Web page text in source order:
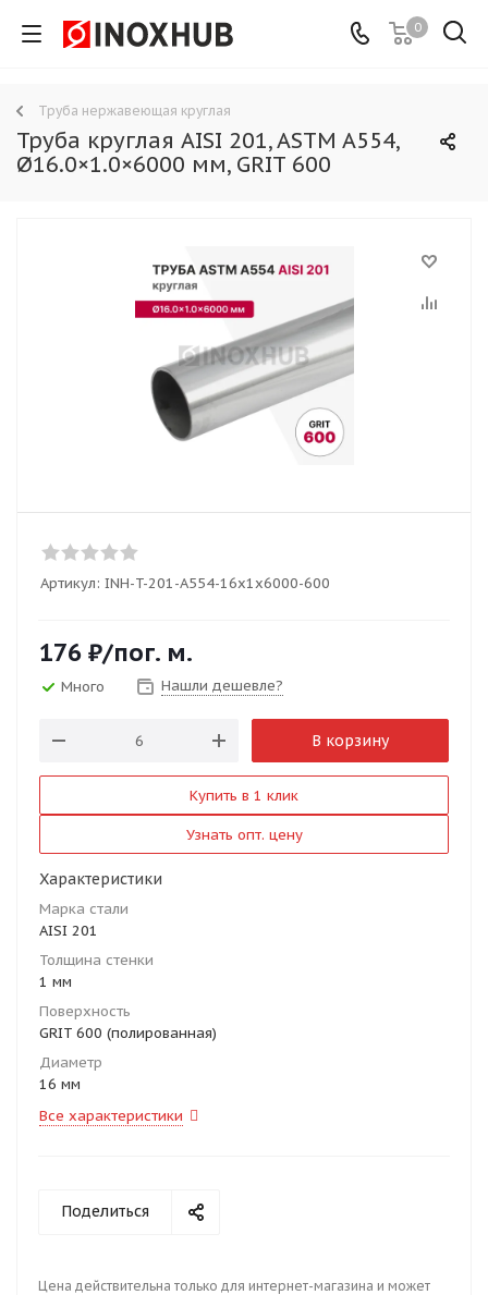
0
Труба нержавеющая круглая
Труба круглая AISI 201, ASTM A554,
Ø16.0×1.0×6000 мм, GRIT 600
Артикул: INH-T-201-A554-16x1x6000-600
176 ₽/пог. м.
Много Нашли дешевле?
В корзину
Купить в 1 клик
Узнать опт. цену
Характеристики
Марка стали
AISI 201
Толщина стенки
1 мм
Поверхность
GRIT 600 (полированная)
Диаметр
16 мм
Все характеристики
Поделиться
Цена действительна только для интернет-магазина и может